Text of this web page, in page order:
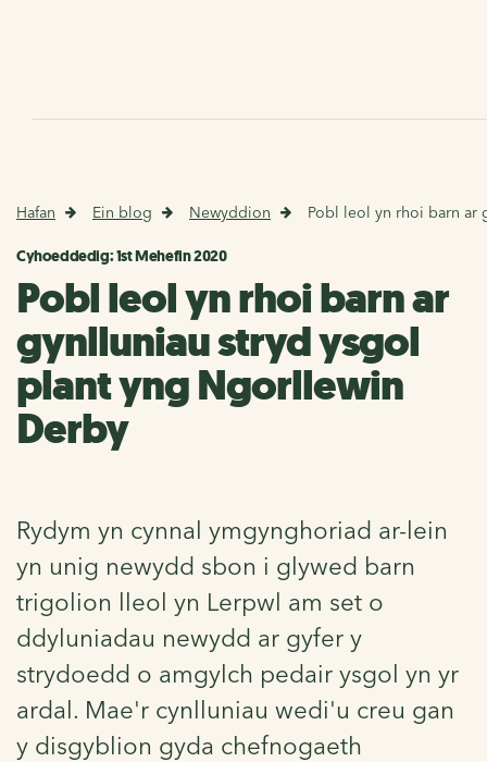
Hafan Ein blog Newyddion Pobl leol yn rhoi barn ar
Cyhoeddedig: 1st Mehefin 2020
Pobl leol yn rhoi barn ar
gynlluniau stryd ysgol
plant yng Ngorllewin
Derby
Rydym yn cynnal ymgynghoriad ar-lein
yn unig newydd sbon i glywed barn
trigolion lleol yn Lerpwl am set o
ddyluniadau newydd ar gyfer y
strydoedd o amgylch pedair ysgol yn yr
ardal. Mae'r cynlluniau wedi'u creu gan
y disgyblion gyda chefnogaeth